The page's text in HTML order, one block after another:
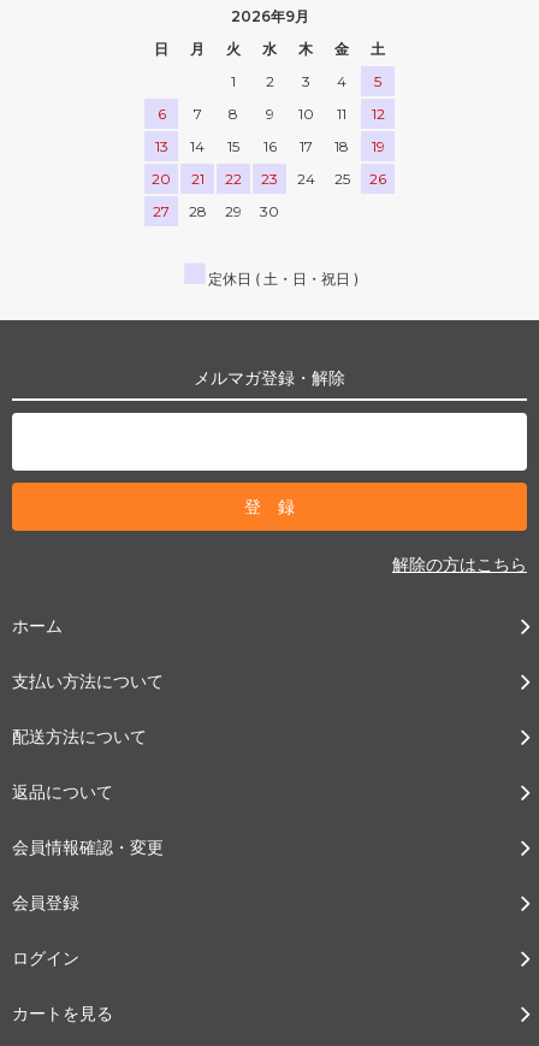
2026年9月
日
月 火 水 木 金
土
1
2 3 4
5
6
7 8 9 10 11
12
13
14 15 16 17 18
19
20
21 22 23 24 25
26
27
28 29 30
■ 定休日 ( 土・日・祝日 )
メルマガ登録・解除
解除の方はこちら
ホーム
支払い方法について
配送方法について
返品について
会員情報確認・変更
会員登録
ログイン
カートを見る